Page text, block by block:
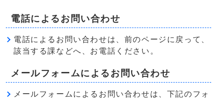
電話によるお問い合わせ
電話によるお問い合わせは、前のページに戻って、
該当する課などへ、お電話ください。
メールフォームによるお問い合わせ
メールフォームによるお問い合わせは、下記のフォ